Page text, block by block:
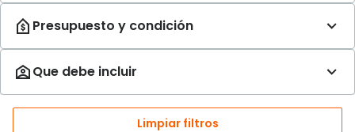
Limpiar filtros